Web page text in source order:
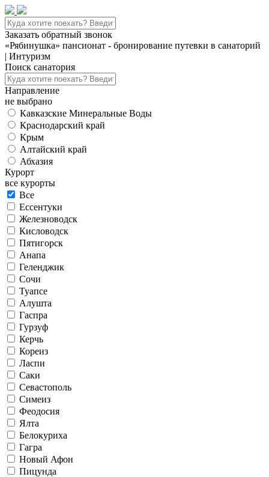
Заказать обратный звонок
«Рябинушка» пансионат - бронирование путевки в санаторий
| Интуризм
Поиск санатория
Направление
не выбрано
Кавказские Минеральные Воды
Краснодарский край
Крым
Алтайский край
Абхазия
Курорт
все курорты
Все
Ессентуки
Железноводск
Кисловодск
Пятигорск
Анапа
Геленджик
Сочи
Туапсе
Алушта
Гаспра
Гурзуф
Керчь
Кореиз
Ласпи
Саки
Севастополь
Симеиз
Феодосия
Ялта
Белокуриха
Гагра
Новый Афон
Пицунда